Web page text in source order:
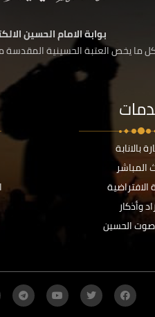
بوابة الامام الحسين
ما يخص العتبة الحسينية المقدسة
بالانابة
المباشر
الافتراضية
وأذكار
صوت الحسين